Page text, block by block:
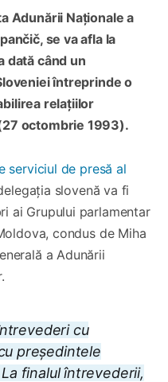
Adunării Naționale a
se va afla la
dată când un
întreprinde o
relațiilor
octombrie 1993).
serviciul de presă al
slovenă va fi
ai Grupului parlamentar
condus de Miha
a Adunării
cu
președintele
finalul întrevederii,